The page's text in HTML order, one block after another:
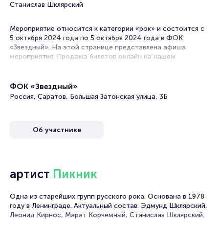
Станислав Шклярский
Мероприятие относится к категории «рок» и состоится с
5 октября 2024 года по 5 октября 2024 года в ФОК
«Звездный». На этой странице представлена афиша
мероприятия. Продажа билетов онлайн на нашем
на концерт.
Концерты рок-групп часто проходят в в Саратове. Музыка
певцов.
синглы.
сходить на это мероприятие, чтобы услышать кое-что из
уже полюбившегося и познакомиться с новыми работами.
ФОК «Звездный»
Россия, Саратов, Большая Затонская улица, 3Б
Об участнике
артист Пикник
Одна из старейших групп русского рока. Основана в 1978
году в Ленинграде. Актуальный состав: Эдмунд Шклярский,
Леонид Кирнос, Марат Корчемный, Станислав Шклярский.